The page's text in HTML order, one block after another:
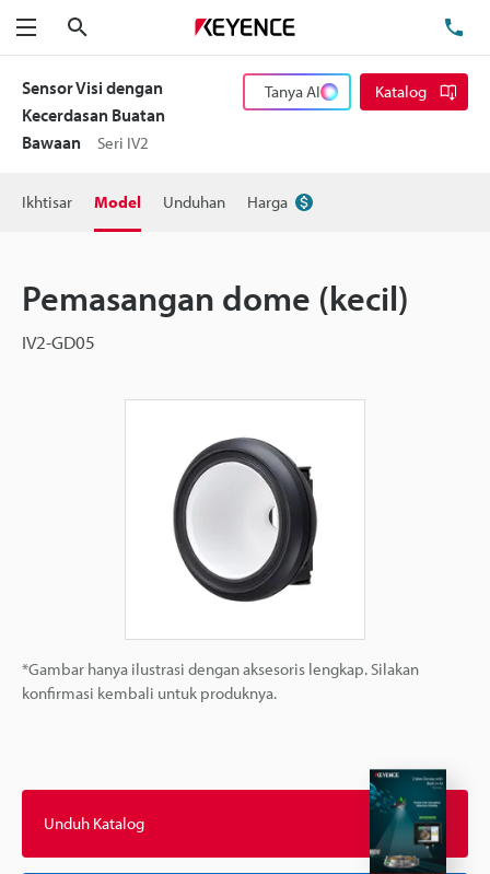
Menu
Sensor Visi dengan
Kecerdasan Buatan
Bawaan
Seri IV2
Tanya AI Katalog
Ikhtisar Model Unduhan Harga
Pemasangan dome (kecil)
IV2-GD05
*Gambar hanya ilustrasi dengan aksesoris lengkap. Silakan
konfirmasi kembali untuk produknya.
Unduh Katalog